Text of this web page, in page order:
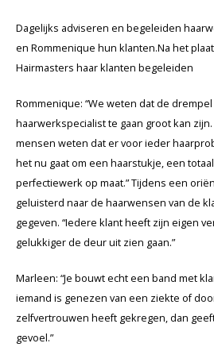
Dagelijks adviseren en begeleiden
en Rommenique hun klanten.Na het
Hairmasters haar klanten begeleiden
Rommenique: “We weten dat de
haarwerkspecialist te gaan groot kan
mensen weten dat er voor ieder
het nu gaat om een haarstukje, een
perfectiewerk op maat.” Tijdens een
geluisterd naar de haarwensen van de
gegeven. “Iedere klant heeft zijn eigen
gelukkiger de deur uit zien gaan.”
Marleen: “Je bouwt echt een band met
iemand is genezen van een ziekte of
zelfvertrouwen heeft gekregen, dan
gevoel.”